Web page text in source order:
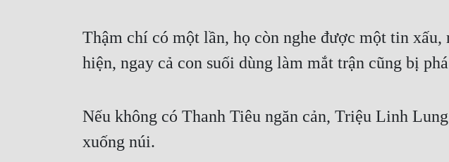
Thậm chí có một lần, họ còn nghe được một tin
hiện, ngay cả con suối dùng làm mắt trận cũng bị
Nếu không có Thanh Tiêu ngăn cản, Triệu Linh
xuống núi.